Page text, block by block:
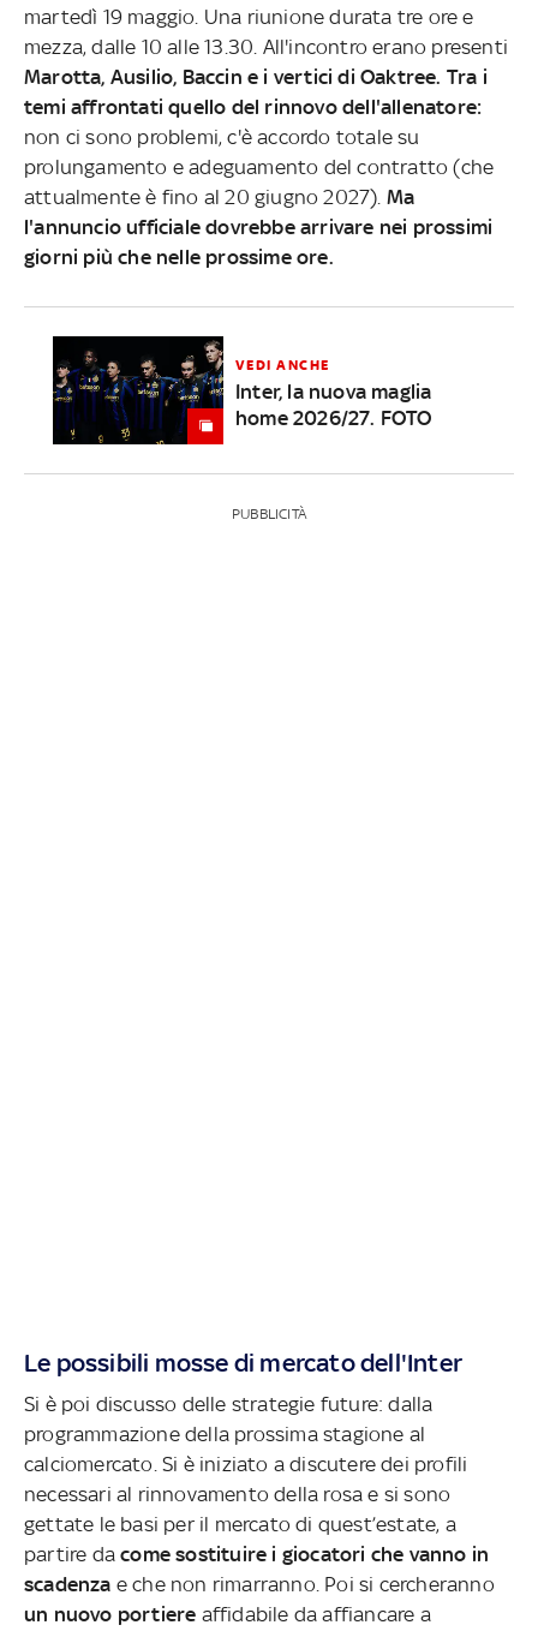
martedì 19 maggio. Una riunione durata tre ore e
mezza, dalle 10 alle 13.30. All'incontro erano presenti
Marotta, Ausilio, Baccin e i vertici di Oaktree. Tra i
temi affrontati quello del rinnovo dell'allenatore:
non ci sono problemi, c'è accordo totale su
prolungamento e adeguamento del contratto (che
attualmente è fino al 20 giugno 2027). Ma
l'annuncio ufficiale dovrebbe arrivare nei prossimi
giorni più che nelle prossime ore.
VEDI ANCHE
Inter, la nuova maglia
home 2026/27. FOTO
PUBBLICITÀ
Le possibili mosse di mercato dell'Inter
Si è poi discusso delle strategie future: dalla
programmazione della prossima stagione al
calciomercato. Si è iniziato a discutere dei profili
necessari al rinnovamento della rosa e si sono
gettate le basi per il mercato di quest’estate, a
partire dacome sostituire i giocatori che vanno in
scadenza e che non rimarranno. Poi si cercheranno
un nuovo portiere affidabile da affiancare a